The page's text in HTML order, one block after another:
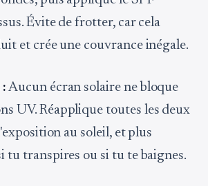
Évite de frotter, car cela
et crée une couvrance inégale.
Aucun écran solaire ne bloque
UV. Réapplique toutes les deux
au soleil, et plus
tu transpires ou si tu te baignes.